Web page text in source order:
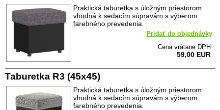
Praktická taburetka s úložným priestorom
vhodná k sedacím súpravám s výberom
farebného prevedenia.
Pridať do objednávky
Cena vrátane DPH
59,00 EUR
Taburetka R3 (45x45)
Praktická taburetka s úložným priestorom
vhodná k sedacím súpravám s výberom
farebného prevedenia.